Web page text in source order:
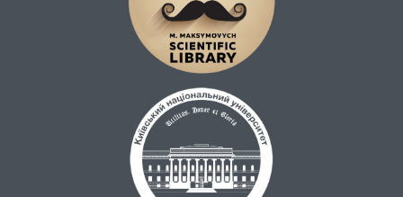
передумову наявність держави, в основі її
діяльності є морально-етичні цінності.